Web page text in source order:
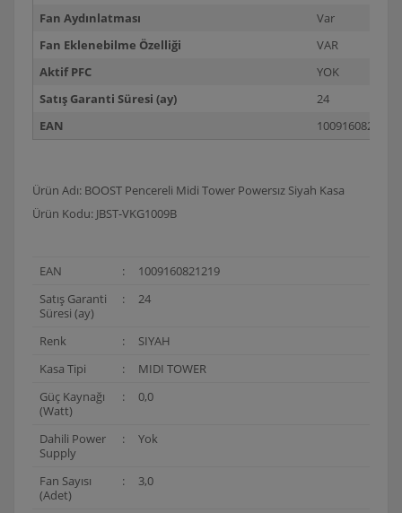
Fan Aydınlatması
Var
Fan Eklenebilme Özelliği
VAR
Aktif PFC
YOK
Satış Garanti Süresi (ay)
24
EAN
1009160821219
Ürün Adı: BOOST Pencereli Midi Tower Powersız Siyah Kasa
Ürün Kodu: JBST-VKG1009B
EAN :
1009160821219
Satış Garanti
Süresi (ay)
: 24
Renk :
SIYAH
Kasa Tipi
:
MIDI TOWER
Güç Kaynağı
(Watt)
: 0,0
Dahili Power
Supply
: Yok
Fan Sayısı
(Adet)
: 3,0